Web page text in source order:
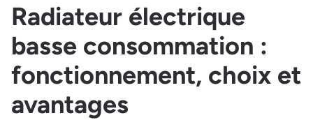
Radiateur électrique
basse consommation :
fonctionnement, choix et
avantages